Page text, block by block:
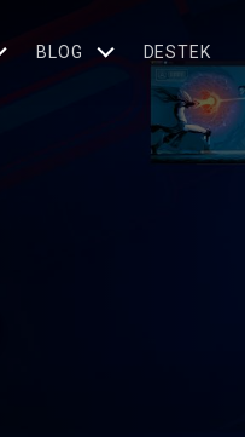
BLOG DESTEK